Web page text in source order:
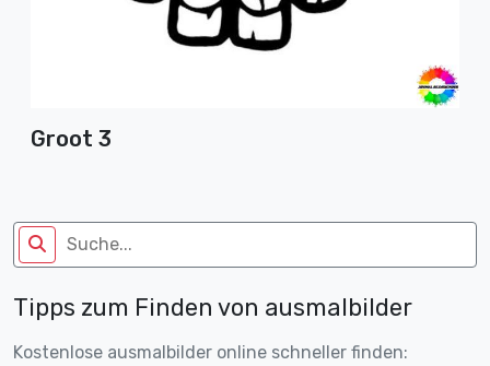
Groot 3
Tipps zum Finden von ausmalbilder
Kostenlose ausmalbilder online schneller finden: